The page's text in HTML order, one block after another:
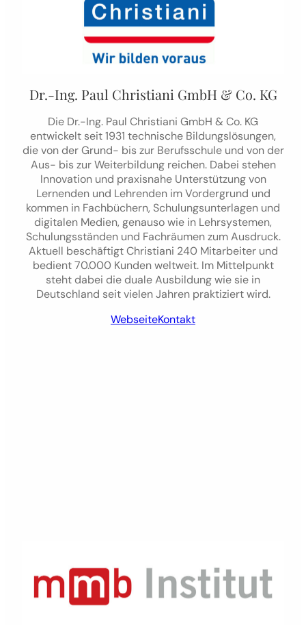
Dr.-Ing. Paul Christiani GmbH & Co. KG
Die Dr.-Ing. Paul Christiani GmbH & Co. KG
entwickelt seit 1931 technische Bildungslösungen,
die von der Grund- bis zur Berufsschule und von der
Aus- bis zur Weiterbildung reichen. Dabei stehen
Innovation und praxisnahe Unterstützung von
Lernenden und Lehrenden im Vordergrund und
kommen in Fachbüchern, Schulungsunterlagen und
digitalen Medien, genauso wie in Lehrsystemen,
Schulungsständen und Fachräumen zum Ausdruck.
Aktuell beschäftigt Christiani 240 Mitarbeiter und
bedient 70.000 Kunden weltweit. Im Mittelpunkt
steht dabei die duale Ausbildung wie sie in
Deutschland seit vielen Jahren praktiziert wird.
WebseiteKontakt